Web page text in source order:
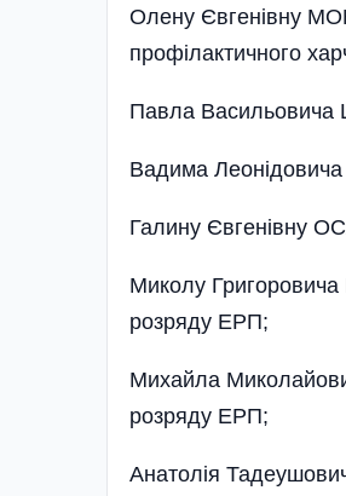
Олену Євгенівну
профілактичного
Павла Васильовича
Вадима
Галину Євгенівну
Миколу
розряду ЕРП;
Михайла
розряду ЕРП;
Анатолія